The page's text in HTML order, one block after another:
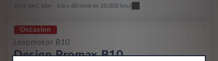
p/m. excl. btw o.b.v 60 mnd en 10,000 km/j
Occasion
Leapmotor B10
Design Promax B10